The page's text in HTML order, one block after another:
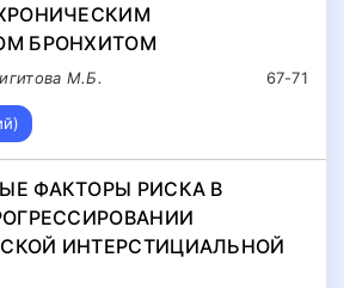
БРОНХИТОМ
67-71
М.Б.
ФАКТОРЫ РИСКА В
ИНТЕРСТИЦИАЛЬНОЙ